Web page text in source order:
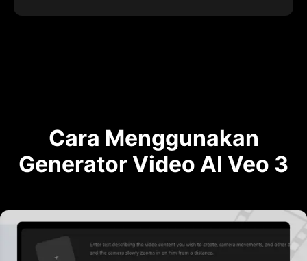
Cara Menggunakan
Generator Video AI Veo 3